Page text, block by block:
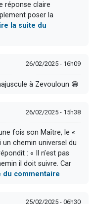
réponse claire
poser la
lire la suite du
26/02/2025 - 16h09
à Zevouloun 😁
26/02/2025 - 15h38
fois son Maître, le «
un chemin universel du
: « Il n’est pas
il doit suivre. Car
du commentaire
25/02/2025 - 06h30